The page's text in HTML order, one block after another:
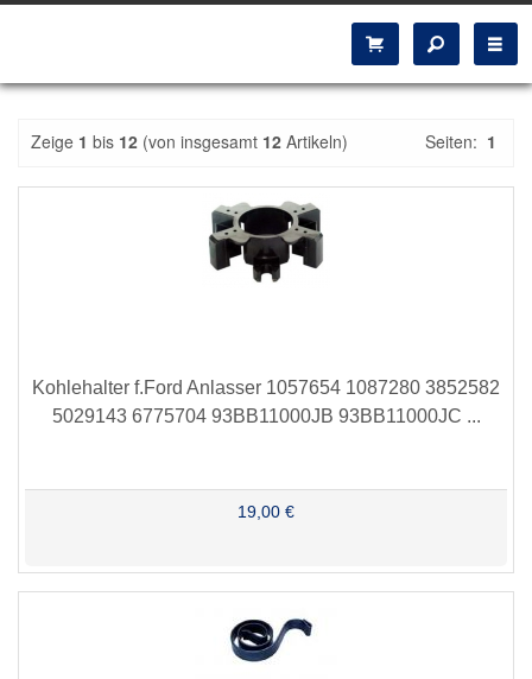
Zeige 1 bis 12 (von insgesamt 12 Artikeln) Seiten: 1
Kohlehalter f.Ford Anlasser 1057654 1087280 3852582
5029143 6775704 93BB11000JB 93BB11000JC ...
19,00 €